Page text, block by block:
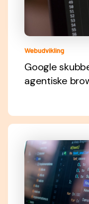
Webudvikling
Google
agentiske